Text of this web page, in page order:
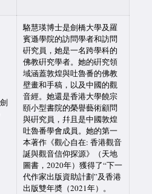
劍
駱慧瑛博士是劍橋大學及羅
賓遜學院的訪問學者和訪問
硏究員，她是一名跨學科的
佛教硏究學者。她的硏究領
域涵蓋敦煌與吐魯番的佛教
壁畫和手稿，以及中國的觀
音經。她還是香港大學饒宗
頤小型書院的榮譽藝術顧問
與硏究員，幷且是中國敦煌
吐魯番學會成員。她的第一
本著作《觀心自在: 香港觀音
誕與觀音信仰探源》（天地
圖書，2020年）獲得了“下一
代作家出版資助計劃”及香港
出版雙年奬（2021年）。